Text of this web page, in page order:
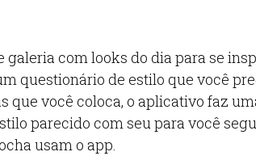
galeria com looks do dia para se
questionário de estilo que você
que você coloca, o aplicativo faz
parecido com seu para você
usam o app.